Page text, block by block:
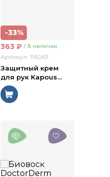
-33%
363 ₽ / В наличии
Артикул: 116063
Защитный крем
для рук Kapous…